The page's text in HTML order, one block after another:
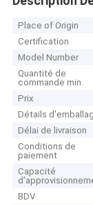
Place of Origin
Certification
Model Number
Quantité de
commande min
Prix
Détails
Délai de livraison
Conditions de
paiement
Capacité
BDV